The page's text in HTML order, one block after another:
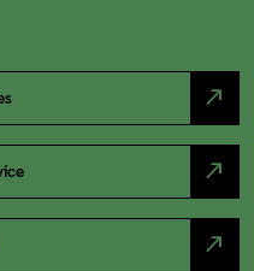
north_east
north_east
north_east